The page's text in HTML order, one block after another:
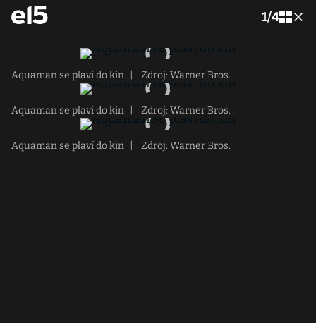
1/4
Aquaman se plaví do kin Zdroj: Warner Bros.
Aquaman se plaví do kin Zdroj: Warner Bros.
Aquaman se plaví do kin Zdroj: Warner Bros.